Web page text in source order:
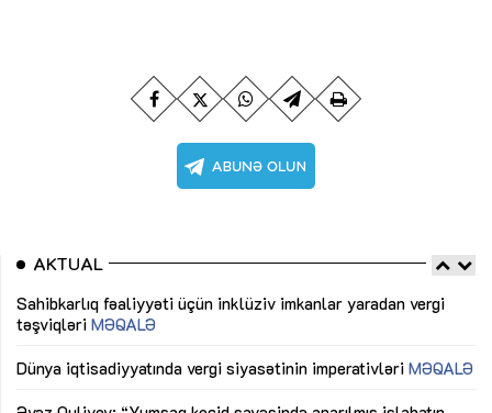
AKTUAL
Sahibkarlıq fəaliyyəti üçün inklüziv imkanlar yaradan vergi
təşviqləri MƏQALƏ
Dünya iqtisadiyyatında vergi siyasətinin imperativləri MƏQALƏ